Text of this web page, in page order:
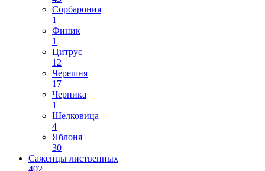
Сорбарония
1
Финик
1
Цитрус
12
Черешня
17
Черника
1
Шелковица
4
Яблоня
30
Саженцы лиственных
402